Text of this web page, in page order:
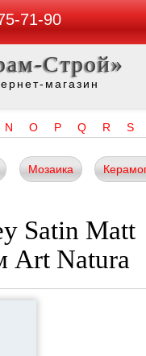
71-90
Строй»
магазин
N O P Q R S
Мозаика
Satin Matt
Art Natura